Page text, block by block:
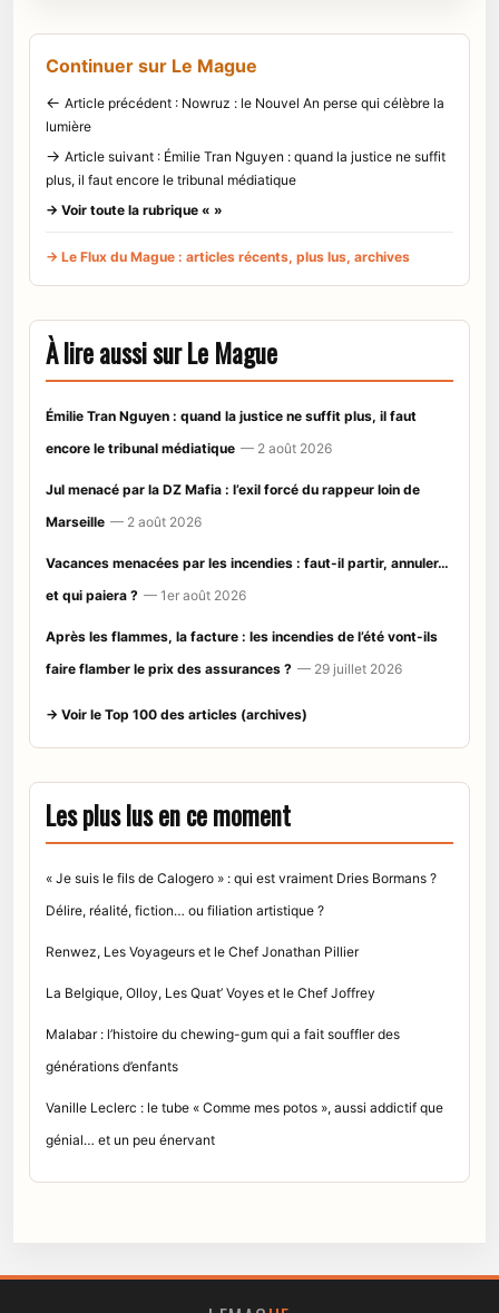
Continuer sur Le Mague
← Article précédent : Nowruz : le Nouvel An perse qui célèbre la
lumière
→ Article suivant : Émilie Tran Nguyen : quand la justice ne suffit
plus, il faut encore le tribunal médiatique
→ Voir toute la rubrique « »
→ Le Flux du Mague : articles récents, plus lus, archives
À lire aussi sur Le Mague
Émilie Tran Nguyen : quand la justice ne suffit plus, il faut
encore le tribunal médiatique — 2 août 2026
Jul menacé par la DZ Mafia : l’exil forcé du rappeur loin de
Marseille — 2 août 2026
Vacances menacées par les incendies : faut-il partir, annuler…
et qui paiera ? — 1er août 2026
Après les flammes, la facture : les incendies de l’été vont-ils
faire flamber le prix des assurances ? — 29 juillet 2026
→ Voir le Top 100 des articles (archives)
Les plus lus en ce moment
« Je suis le fils de Calogero » : qui est vraiment Dries Bormans ?
Délire, réalité, fiction… ou filiation artistique ?
Renwez, Les Voyageurs et le Chef Jonathan Pillier
La Belgique, Olloy, Les Quat’ Voyes et le Chef Joffrey
Malabar : l’histoire du chewing-gum qui a fait souffler des
générations d’enfants
Vanille Leclerc : le tube « Comme mes potos », aussi addictif que
génial… et un peu énervant